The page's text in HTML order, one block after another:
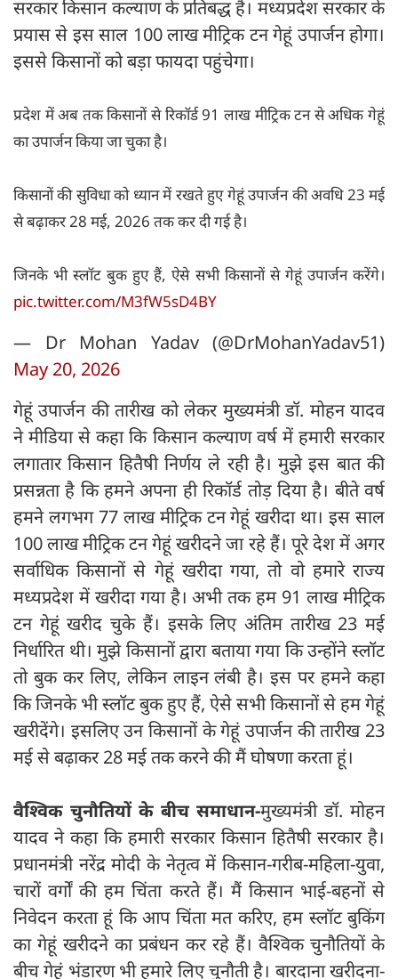
सरकार किसान कल्याण के प्रतिबद्ध है। मध्यप्रदेश सरकार के
प्रयास से इस साल 100 लाख मीट्रिक टन गेहूं उपार्जन होगा।
इससे किसानों को बड़ा फायदा पहुंचेगा।
प्रदेश में अब तक किसानों से रिकॉर्ड 91 लाख मीट्रिक टन से अधिक गेहूं
का उपार्जन किया जा चुका है।
किसानों की सुविधा को ध्यान में रखते हुए गेहूं उपार्जन की अवधि 23 मई
से बढ़ाकर 28 मई, 2026 तक कर दी गई है।
जिनके भी स्लॉट बुक हुए हैं, ऐसे सभी किसानों से गेहूं उपार्जन करेंगे।
pic.twitter.com/M3fW5sD4BY
— Dr Mohan Yadav (@DrMohanYadav51)
May 20, 2026
गेहूं उपार्जन की तारीख को लेकर मुख्यमंत्री डॉ. मोहन यादव
ने मीडिया से कहा कि किसान कल्याण वर्ष में हमारी सरकार
लगातार किसान हितैषी निर्णय ले रही है। मुझे इस बात की
प्रसन्नता है कि हमने अपना ही रिकॉर्ड तोड़ दिया है। बीते वर्ष
हमने लगभग 77 लाख मीट्रिक टन गेहूं खरीदा था। इस साल
100 लाख मीट्रिक टन गेहूं खरीदने जा रहे हैं। पूरे देश में अगर
सर्वाधिक किसानों से गेहूं खरीदा गया, तो वो हमारे राज्य
मध्यप्रदेश में खरीदा गया है। अभी तक हम 91 लाख मीट्रिक
टन गेहूं खरीद चुके हैं। इसके लिए अंतिम तारीख 23 मई
निर्धारित थी। मुझे किसानों द्वारा बताया गया कि उन्होंने स्लॉट
तो बुक कर लिए, लेकिन लाइन लंबी है। इस पर हमने कहा
कि जिनके भी स्लॉट बुक हुए हैं, ऐसे सभी किसानों से हम गेहूं
खरीदेंगे। इसलिए उन किसानों के गेहूं उपार्जन की तारीख 23
मई से बढ़ाकर 28 मई तक करने की मैं घोषणा करता हूं।
वैश्विक चुनौतियों के बीच समाधान-मुख्यमंत्री डॉ. मोहन
यादव ने कहा कि हमारी सरकार किसान हितैषी सरकार है।
प्रधानमंत्री नरेंद्र मोदी के नेतृत्व में किसान-गरीब-महिला-युवा,
चारों वर्गों की हम चिंता करते हैं। मैं किसान भाई-बहनों से
निवेदन करता हूं कि आप चिंता मत करिए, हम स्लॉट बुकिंग
का गेहूं खरीदने का प्रबंधन कर रहे हैं। वैश्विक चुनौतियों के
बीच गेहूं भंडारण भी हमारे लिए चुनौती है। बारदाना खरीदना-